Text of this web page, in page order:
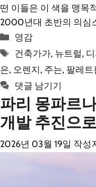
떤 이들은 이 색을 맹목
2000년대 초반의 의심
카
테
리
영감
태
그
건축가가, 뉴트럴,
은, 오렌지, 주는, 팔레트
댓글 남기기
파리 몽파르
개발 추진으
2026년 03월 19일 작성